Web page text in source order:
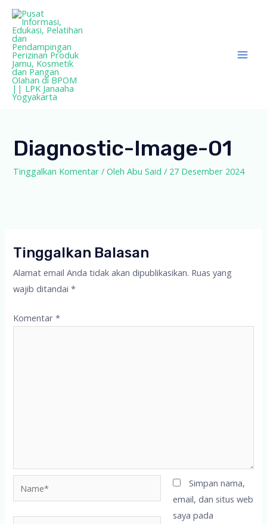
Lewati
konten
Diagnostic-Image-01
Tinggalkan Komentar / OlehAbu Said/ 27 Desember 2024
Tinggalkan Balasan
Alamat email Anda tidak akan dipublikasikan. Ruas yang
wajib ditandai*
Komentar*
Simpan nama,
email, dan situs web
saya pada